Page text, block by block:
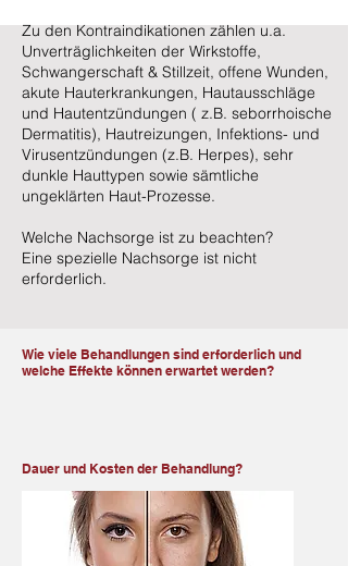
Zu den Kontraindikationen zählen u.a.
Unverträglichkeiten der Wirkstoffe,
Schwangerschaft & Stillzeit, offene Wunden,
akute Hauterkrankungen, Hautausschläge
und Hautentzündungen ( z.B. seborrhoische
Dermatitis), Hautreizungen, Infektions- und
Virusentzündungen (z.B. Herpes), sehr
dunkle Hauttypen sowie sämtliche
ungeklärten Haut-Prozesse.
Welche Nachsorge ist zu beachten?
Eine spezielle Nachsorge ist nicht
erforderlich.
Wie viele Behandlungen sind erforderlich und
welche Effekte können erwartet werden?
Dauer und Kosten der Behandlung?